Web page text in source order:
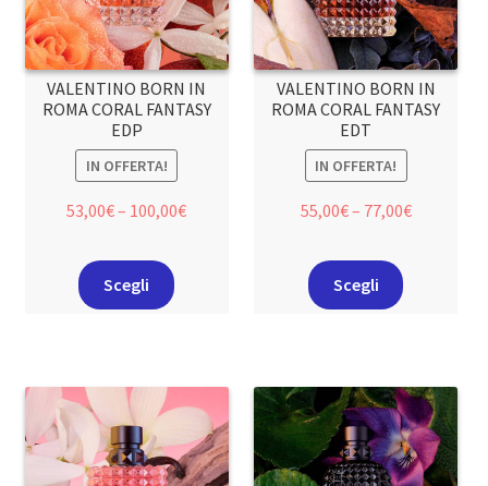
VALENTINO BORN IN
ROMA CORAL FANTASY
EDP
IN OFFERTA!
53,00€– 100,00€
Scegli
VALENTINO BORN IN
ROMA CORAL FANTASY
EDT
IN OFFERTA!
55,00€– 77,00€
Scegli